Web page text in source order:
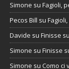
Simone su Fagioli,
Pecos Bill su
Davide su Finisse
Simone su Finisse
Simone su Como ci